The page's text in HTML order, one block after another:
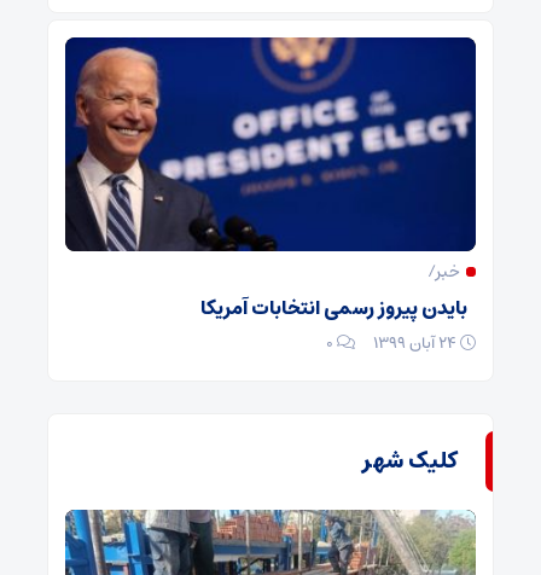
خبر/
بایدن پیروز رسمی انتخابات آمریکا
۰
کلیک شهر